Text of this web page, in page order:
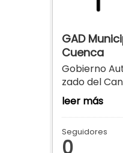
GAD
Cuenca
Gobierno
zado del
leer más
Seguidores
0